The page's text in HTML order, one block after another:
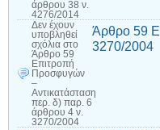
άρθρου 38 ν.
4276/2014
Δεν έχουν
υποβληθεί
σχόλια στο
Άρθρο 59
Επιτροπή
Προσφυγών
–
Αντικατάσταση
περ. δ) παρ. 6
άρθρου 4 ν.
3270/2004
Άρθρο 59
3270/2004